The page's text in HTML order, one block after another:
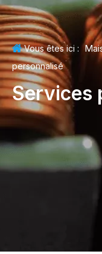
Vous êtes ici :
personnalisé
Services